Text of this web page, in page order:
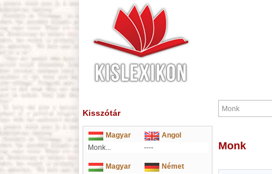
Kisszótár
Magyar
Angol
Monk...
----
Magyar
Német
Monk